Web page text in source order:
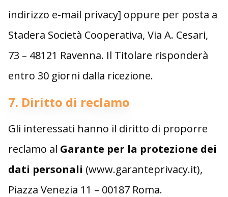
indirizzo e-mail privacy] oppure per posta a
Stadera Società Cooperativa, Via A. Cesari,
73 – 48121 Ravenna. Il Titolare risponderà
entro 30 giorni dalla ricezione.
7. Diritto di reclamo
Gli interessati hanno il diritto di proporre
reclamo al Garante per la protezione dei
dati personali (www.garanteprivacy.it),
Piazza Venezia 11 – 00187 Roma.